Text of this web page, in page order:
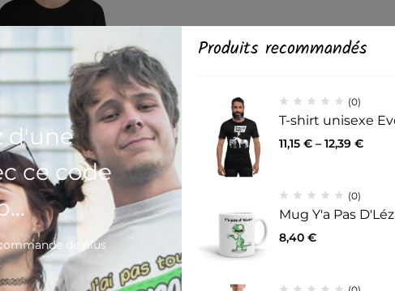
(0)
Tout Travail Mérite sa
d'une
ce code
de plus
Produits recommandés
(0)
T-shirt unisexe
11,15 € – 12,39 €
(0)
Mug Y'a Pas
8,40 €